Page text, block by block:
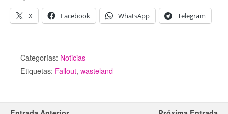
X Facebook WhatsApp Telegram
Categorías: Noticias
Etiquetas: Fallout, wasteland